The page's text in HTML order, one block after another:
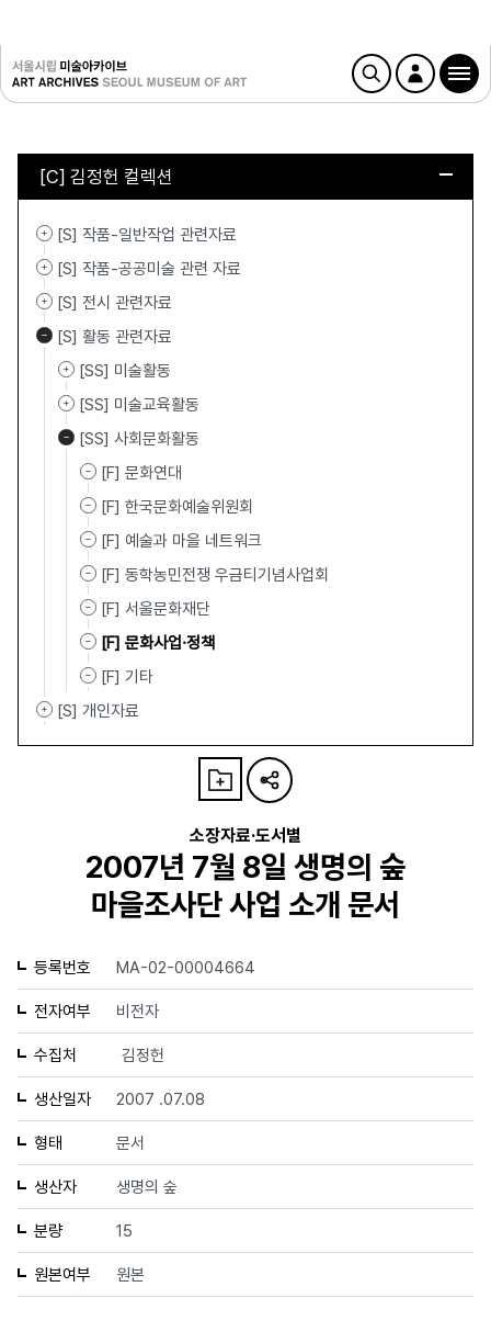
[C] 김정헌 컬렉션
[S] 작품-일반작업 관련자료
[S] 작품-공공미술 관련 자료
[S] 전시 관련자료
[S] 활동 관련자료
[SS] 미술활동
[SS] 미술교육활동
[SS] 사회문화활동
[F] 문화연대
[F] 한국문화예술위원회
[F] 예술과 마을 네트워크
[F] 동학농민전쟁 우금티기념사업회
[F] 서울문화재단
[F] 문화사업·정책
[F] 기타
[S] 개인자료
소장자료·도서별
2007년 7월 8일 생명의 숲
마을조사단 사업 소개 문서
등록번호 MA-02-00004664
전자여부 비전자
수집처 김정헌
생산일자 2007 .07.08
형태 문서
생산자 생명의 숲
분량 15
원본여부 원본